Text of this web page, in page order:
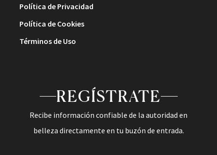
Política de Privacidad
Política de Cookies
Términos de Uso
REGÍSTRATE
Recibe información confiable de la autoridad en
belleza directamente en tu buzón de entrada.